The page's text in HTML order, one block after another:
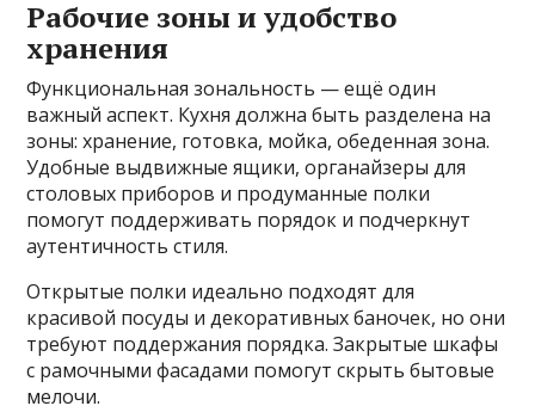
Рабочие зоны и удобство
хранения
Функциональная зональность — ещё один
важный аспект. Кухня должна быть разделена на
зоны: хранение, готовка, мойка, обеденная зона.
Удобные выдвижные ящики, органайзеры для
столовых приборов и продуманные полки
помогут поддерживать порядок и подчеркнут
аутентичность стиля.
Открытые полки идеально подходят для
красивой посуды и декоративных баночек, но они
требуют поддержания порядка. Закрытые шкафы
с рамочными фасадами помогут скрыть бытовые
мелочи.